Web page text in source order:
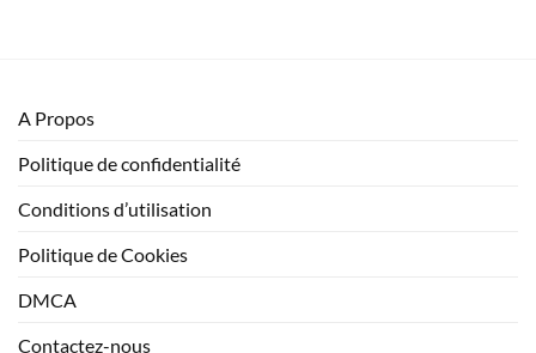
A Propos
Politique de confidentialité
Conditions d’utilisation
Politique de Cookies
DMCA
Contactez-nous